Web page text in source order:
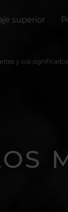
superior
y sus significados